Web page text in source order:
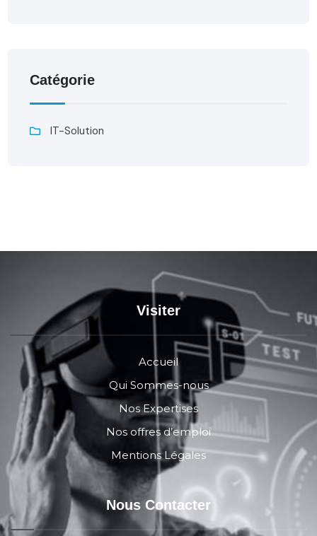
Catégorie
IT-Solution
Visiter
Accueil
Qui Sommes-nous
Nos Expertises
Nos offres d’emploi
Mentions Légales
Nous Contacter